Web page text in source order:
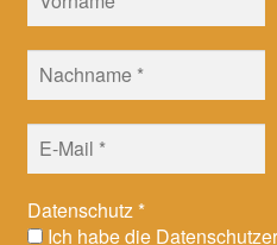
Datenschutz*
Ich habe die